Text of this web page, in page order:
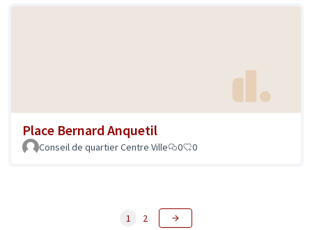
Place Bernard Anquetil
Conseil de quartier Centre Ville 0 0
1 2